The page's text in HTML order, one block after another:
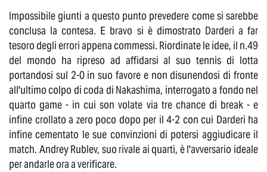
Impossibile giunti a questo punto prevedere come si sarebbe
conclusa la contesa. E bravo si è dimostrato Darderi a far
tesoro degli errori appena commessi. Riordinate le idee, il n.49
del mondo ha ripreso ad affidarsi al suo tennis di lotta
portandosi sul 2-0 in suo favore e non disunendosi di fronte
all'ultimo colpo di coda di Nakashima, interrogato a fondo nel
quarto game - in cui son volate via tre chance di break - e
infine crollato a zero poco dopo per il 4-2 con cui Darderi ha
infine cementato le sue convinzioni di potersi aggiudicare il
match. Andrey Rublev, suo rivale ai quarti, è l'avversario ideale
per andarle ora a verificare.